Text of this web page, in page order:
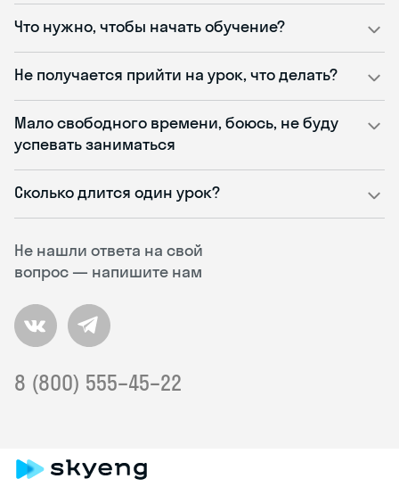
Не нашли ответа на свой
вопрос — напишите нам
8 (800) 555–45–22
Что нужно, чтобы начать обучение?
Не получается прийти на урок, что делать?
Мало свободного времени, боюсь, не буду
успевать заниматься
Сколько длится один урок?